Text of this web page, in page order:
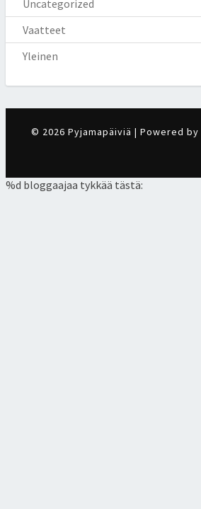
Uncategorized
Vaatteet
Yleinen
© 2026 Pyjamapäiviä | Powered by
%d bloggaajaa tykkää tästä: